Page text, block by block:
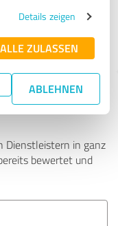
Details zeigen
ALLE ZULASSEN
ABLEHNEN
finden - mit
Dienstleistern in ganz
bewertet und